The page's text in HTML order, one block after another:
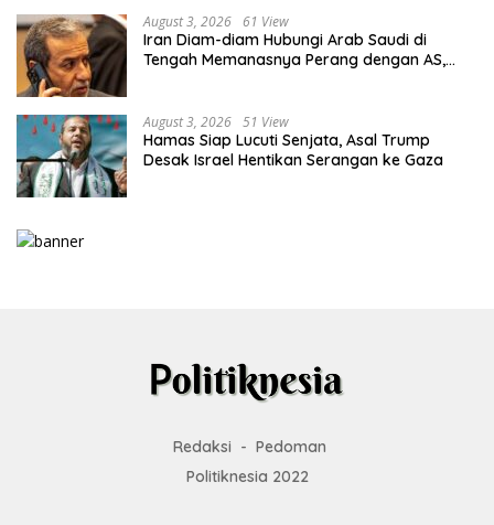
August 3, 2026 61 View
Iran Diam-diam Hubungi Arab Saudi di
Tengah Memanasnya Perang dengan AS,
August 3, 2026 51 View
Hamas Siap Lucuti Senjata, Asal Trump
Desak Israel Hentikan Serangan ke Gaza
Redaksi
Pedoman
Politiknesia 2022